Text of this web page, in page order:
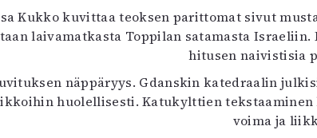
Kukko kuvittaa teoksen parittomat sivut
laivamatkasta Toppilan satamasta
hitusen naivistisia
näppäryys. Gdanskin katedraalin
huolellisesti. Katukylttien
voima ja